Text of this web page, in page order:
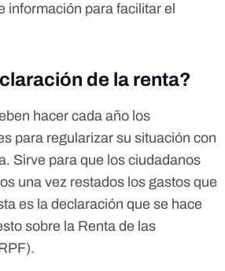
información para facilitar el
de la renta?
hacer cada año los
para regularizar su situación con
Sirve para que los ciudadanos
una vez restados los gastos que
es la declaración que se hace
sobre la Renta de las
.